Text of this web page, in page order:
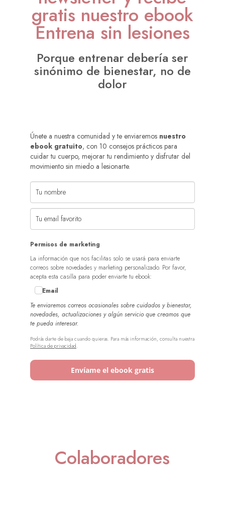
gratis nuestro ebook
Entrena sin lesiones
Porque entrenar debería ser
sinónimo de bienestar, no de
dolor
Únete a nuestra comunidad y te enviaremos nuestro
ebook gratuito, con 10 consejos prácticos para
cuidar tu cuerpo, mejorar tu rendimiento y disfrutar del
movimiento sin miedo a lesionarte.
Permisos de marketing
La información que nos facilitas solo se usará para enviarte
correos sobre novedades y marketing personalizado. Por favor,
acepta esta casilla para poder enviarte tu ebook:
Email
Te enviaremos correos ocasionales sobre cuidados y bienestar,
novedades, actualizaciones y algún servicio que creamos que
te pueda interesar.
Podrás darte de baja cuando quieras. Para más información, consulta nuestra
Política de privacidad.
Envíame el ebook gratis
Colaboradores